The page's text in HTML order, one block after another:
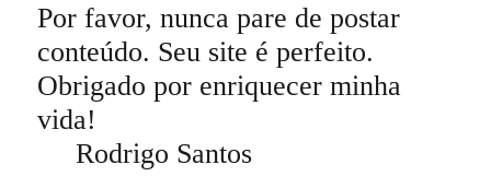
Por favor, nunca pare de postar
conteúdo. Seu site é perfeito.
Obrigado por enriquecer minha
vida!
Rodrigo Santos